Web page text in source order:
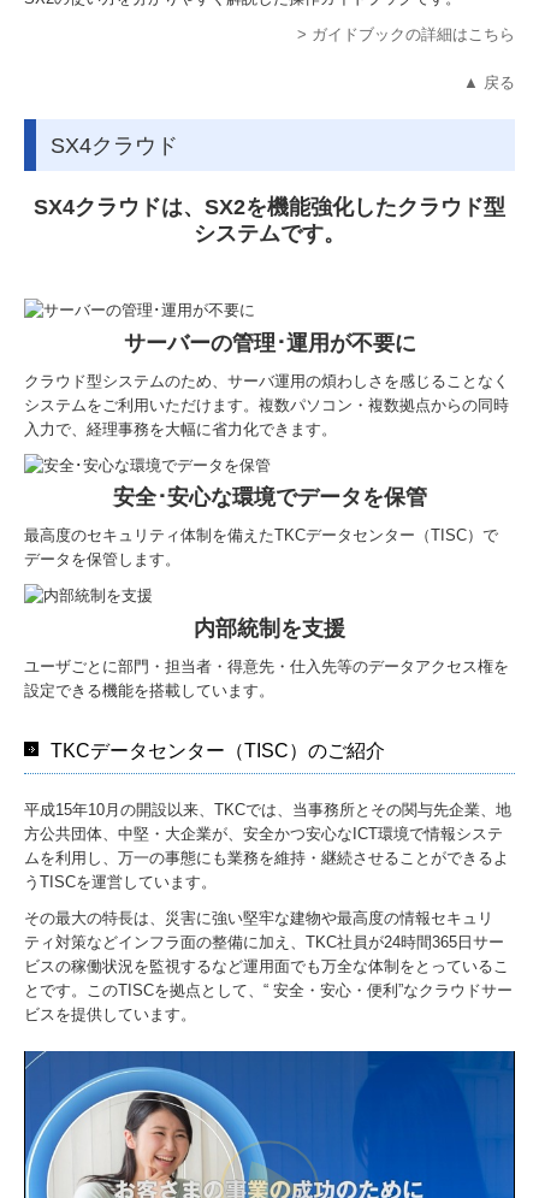
> ガイドブックの詳細はこちら
▲ 戻る
SX4クラウド
SX4クラウドは、SX2を機能強化したクラウド型
システムです。
サーバーの管理･運用が不要に
クラウド型システムのため、サーバ運用の煩わしさを感じることなく
システムをご利用いただけます。複数パソコン・複数拠点からの同時
入力で、経理事務を大幅に省力化できます。
安全･安心な環境でデータを保管
最高度のセキュリティ体制を備えたTKCデータセンター（TISC）で
データを保管します。
内部統制を支援
ユーザごとに部門・担当者・得意先・仕入先等のデータアクセス権を
設定できる機能を搭載しています。
TKCデータセンター（TISC）のご紹介
平成15年10月の開設以来、TKCでは、当事務所とその関与先企業、地
方公共団体、中堅・大企業が、安全かつ安心なICT環境で情報システ
ムを利用し、万一の事態にも業務を維持・継続させることができるよ
うTISCを運営しています。
その最大の特長は、災害に強い堅牢な建物や最高度の情報セキュリ
ティ対策などインフラ面の整備に加え、TKC社員が24時間365日サー
ビスの稼働状況を監視するなど運用面でも万全な体制をとっているこ
とです。このTISCを拠点として、“ 安全・安心・便利”なクラウドサー
ビスを提供しています。